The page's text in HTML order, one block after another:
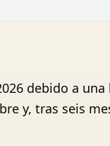
debido a
y, tras seis